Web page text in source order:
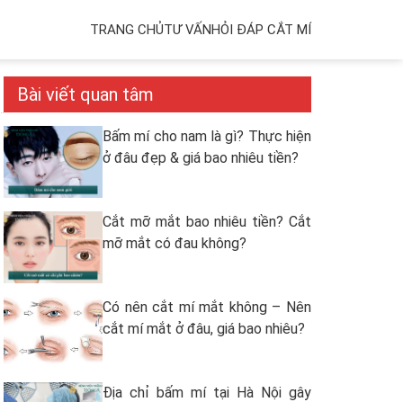
TRANG CHỦTƯ VẤNHỎI ĐÁP CẮT MÍ
Bài viết quan tâm
Bấm mí cho nam là gì? Thực hiện
ở đâu đẹp & giá bao nhiêu tiền?
Cắt mỡ mắt bao nhiêu tiền? Cắt
mỡ mắt có đau không?
Có nên cắt mí mắt không – Nên
cắt mí mắt ở đâu, giá bao nhiêu?
Địa chỉ bấm mí tại Hà Nội gây